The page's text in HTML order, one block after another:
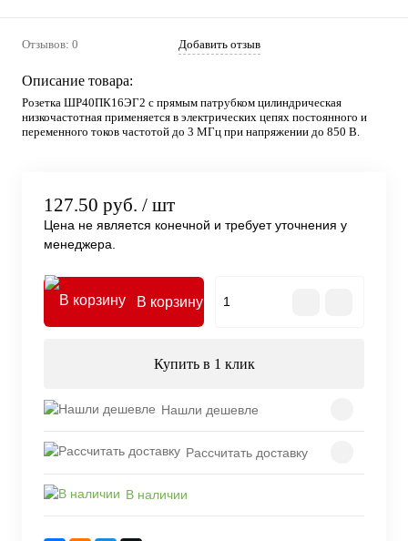
Отзывов: 0 Добавить отзыв
Описание товара:
Розетка ШР40ПК16ЭГ2 с прямым патрубком цилиндрическая
низкочастотная применяется в электрических цепях постоянного и
переменного токов частотой до 3 МГц при напряжении до 850 В.
127.50 руб. / шт
Цена не является конечной и требует уточнения у
менеджера.
В корзину
Купить в 1 клик
Нашли дешевле
Рассчитать доставку
В наличии